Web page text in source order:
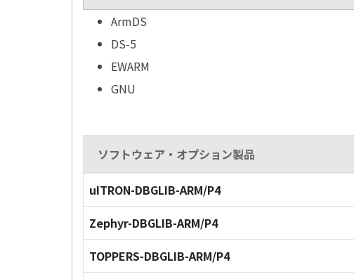
ArmDS
DS-5
EWARM
GNU
ソフトウェア・オプション製品
uITRON-DBGLIB-ARM/P4
Zephyr-DBGLIB-ARM/P4
TOPPERS-DBGLIB-ARM/P4